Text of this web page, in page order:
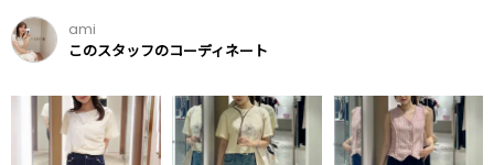
ami
このスタッフのコーディネート